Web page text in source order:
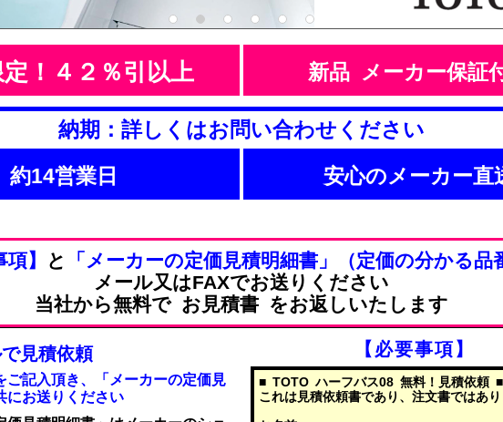
1 2 3 4 5 6
！４２％引以上 新品 メーカー保証
納期：詳しくはお問い合わせください
約14営業日
安心のメーカー直
項】 と 「メーカーの定価見積明細書」（定価の分かる品
メール又はFAXでお送りください
当社から無料で お見積書 をお返しいたします
見積依頼
ご記入頂き、「メーカーの定価見
にお送りください
【必要事項】
■ TOTO ハーフバス08 無料！見積依頼 ■
これは見積依頼書であり、注文書ではあり